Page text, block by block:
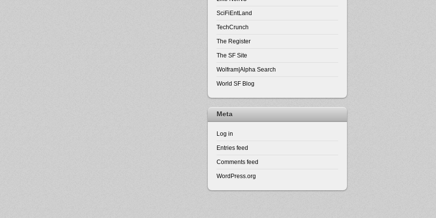
SciFiEntLand
TechCrunch
The Register
The SF Site
Wolfram|Alpha Search
World SF Blog
Meta
Log in
Entries feed
Comments feed
WordPress.org